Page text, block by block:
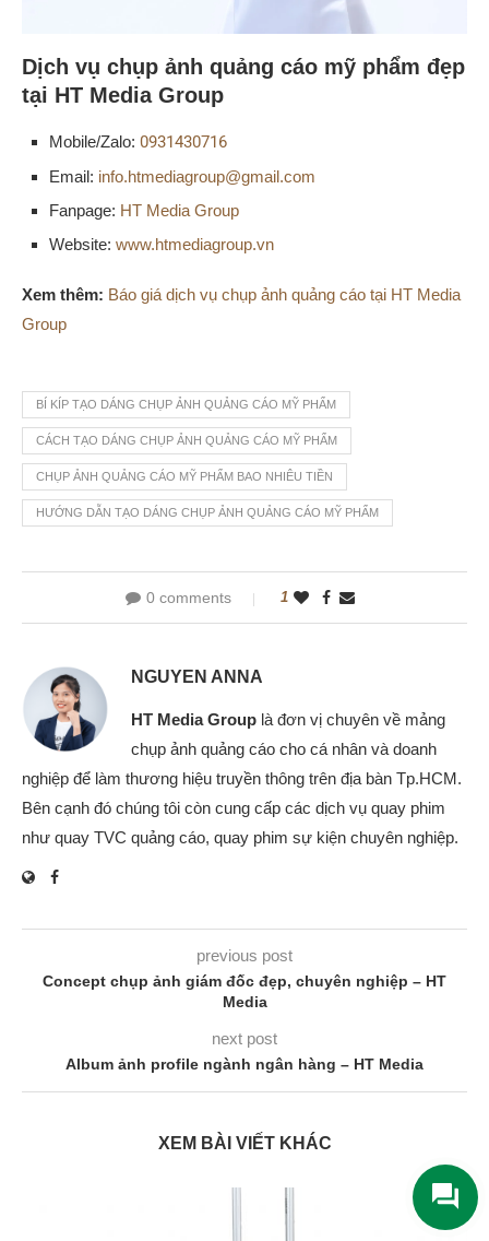
Dịch vụ chụp ảnh quảng cáo mỹ phẩm đẹp
tại HT Media Group
Mobile/Zalo: 0931430716
Email: info.htmediagroup@gmail.com
Fanpage: HT Media Group
Website: www.htmediagroup.vn
Xem thêm: Báo giá dịch vụ chụp ảnh quảng cáo tại HT Media
Group
BÍ KÍP TẠO DÁNG CHỤP ẢNH QUẢNG CÁO MỸ PHẨM
CÁCH TẠO DÁNG CHỤP ẢNH QUẢNG CÁO MỸ PHẨM
CHỤP ẢNH QUẢNG CÁO MỸ PHẨM BAO NHIÊU TIỀN
HƯỚNG DẪN TẠO DÁNG CHỤP ẢNH QUẢNG CÁO MỸ PHẨM
0 comments 1
NGUYEN ANNA
HT Media Group là đơn vị chuyên về mảng
chụp ảnh quảng cáo cho cá nhân và doanh
nghiệp để làm thương hiệu truyền thông trên địa bàn Tp.HCM.
Bên cạnh đó chúng tôi còn cung cấp các dịch vụ quay phim
như quay TVC quảng cáo, quay phim sự kiện chuyên nghiệp.
previous post
Concept chụp ảnh giám đốc đẹp, chuyên nghiệp – HT
Media
next post
Album ảnh profile ngành ngân hàng – HT Media
XEM BÀI VIẾT KHÁC